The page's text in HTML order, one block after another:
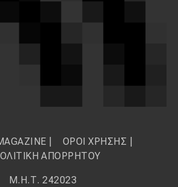
| ΟΡΟΙ ΧΡΗΣΗΣ
ΑΠΟΡΡΗΤΟΥ
Μ.Η.Τ. 242023